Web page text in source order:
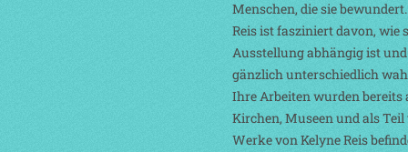
Menschen, die sie bewundert.
Reis ist fasziniert davon, wie
Ausstellung abhängig ist
gänzlich unterschiedlich
Ihre Arbeiten wurden
Kirchen, Museen und als
Werke von Kelyne Reis